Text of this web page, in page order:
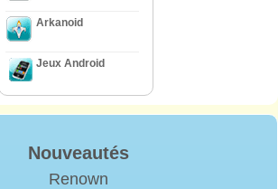
Arkanoid
Jeux Android
Nouveautés
Renown